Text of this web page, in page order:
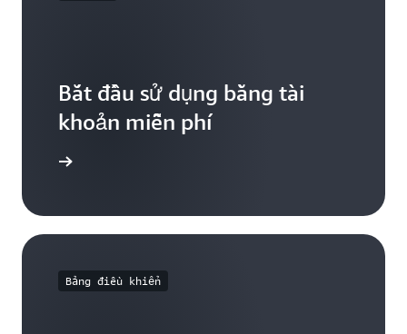
Bắt đầu sử dụng bằng tài
khoản miễn phí
Bảng điều khiển